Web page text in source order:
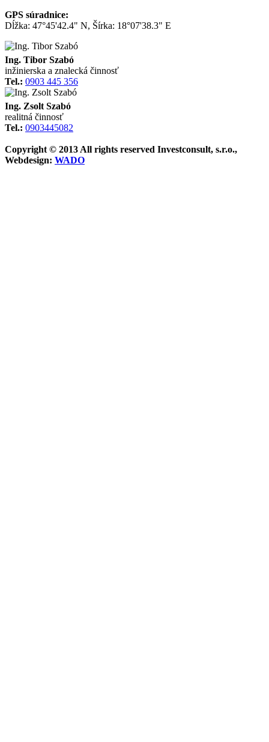
GPS súradnice:
Dĺžka: 47°45'42.4" N, Šírka: 18°07'38.3" E
Ing. Tibor Szabó
inžinierska a znalecká činnosť
Tel.: 0903 445 356
Ing. Zsolt Szabó
realitná činnosť
Tel.: 0903445082
Copyright © 2013 All rights reserved Investconsult, s.r.o.,
Webdesign: WADO